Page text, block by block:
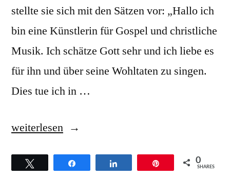
stellte sie sich mit den Sätzen vor: „Hallo ich
bin eine Künstlerin für Gospel und christliche
Musik. Ich schätze Gott sehr und ich liebe es
für ihn und über seine Wohltaten zu singen.
Dies tue ich in …
„Dawn
Hintergründe
weiterlesen
0
SHARES